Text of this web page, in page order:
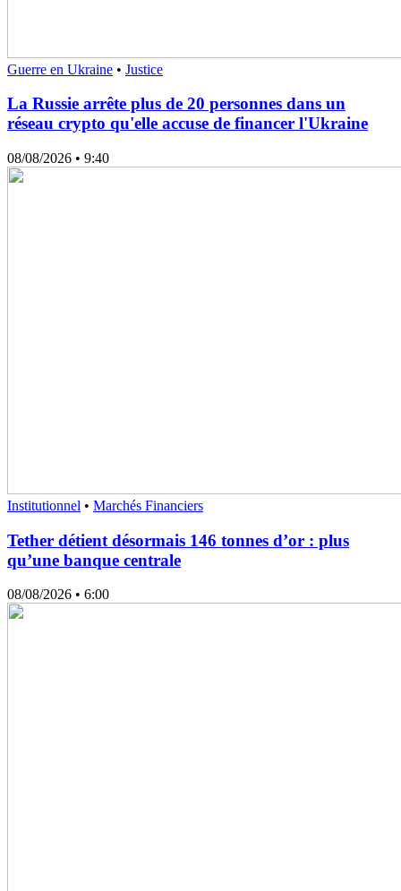
Guerre en Ukraine • Justice
La Russie arrête plus de 20 personnes dans un
réseau crypto qu'elle accuse de financer l'Ukraine
08/08/2026 • 9:40
Institutionnel • Marchés Financiers
Tether détient désormais 146 tonnes d’or : plus
qu’une banque centrale
08/08/2026 • 6:00